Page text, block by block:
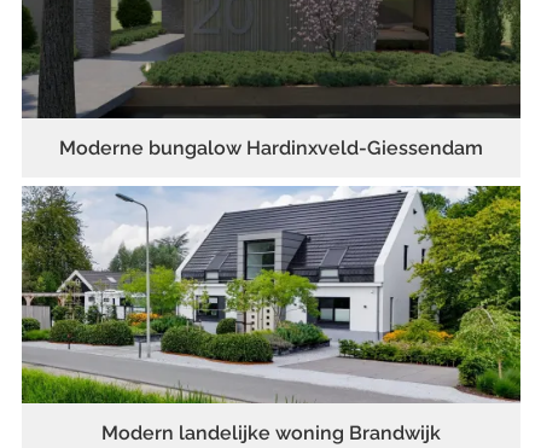
Moderne bungalow Hardinxveld-Giessendam
Modern landelijke woning Brandwijk